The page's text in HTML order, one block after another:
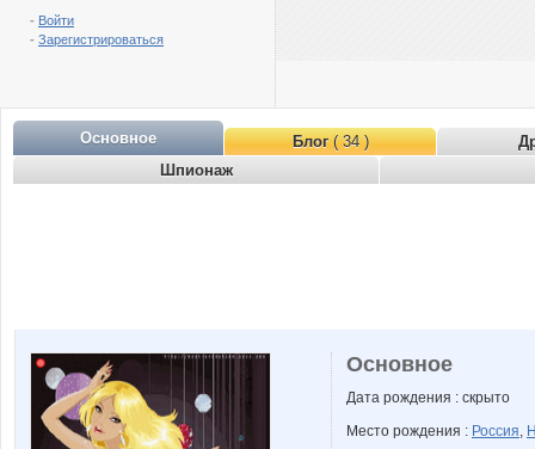
- Войти
- Зарегистрироваться
Основное Блог( 34 )
Шпионаж
Основное
Дата рождения : скрыто
Место рождения : Россия,